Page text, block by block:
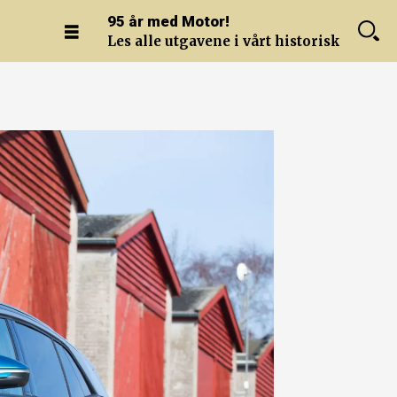
95 år med Motor!
Les alle utgavene i vårt historiske arkiv.